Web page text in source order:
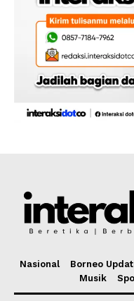
Nasional Borneo
Musik